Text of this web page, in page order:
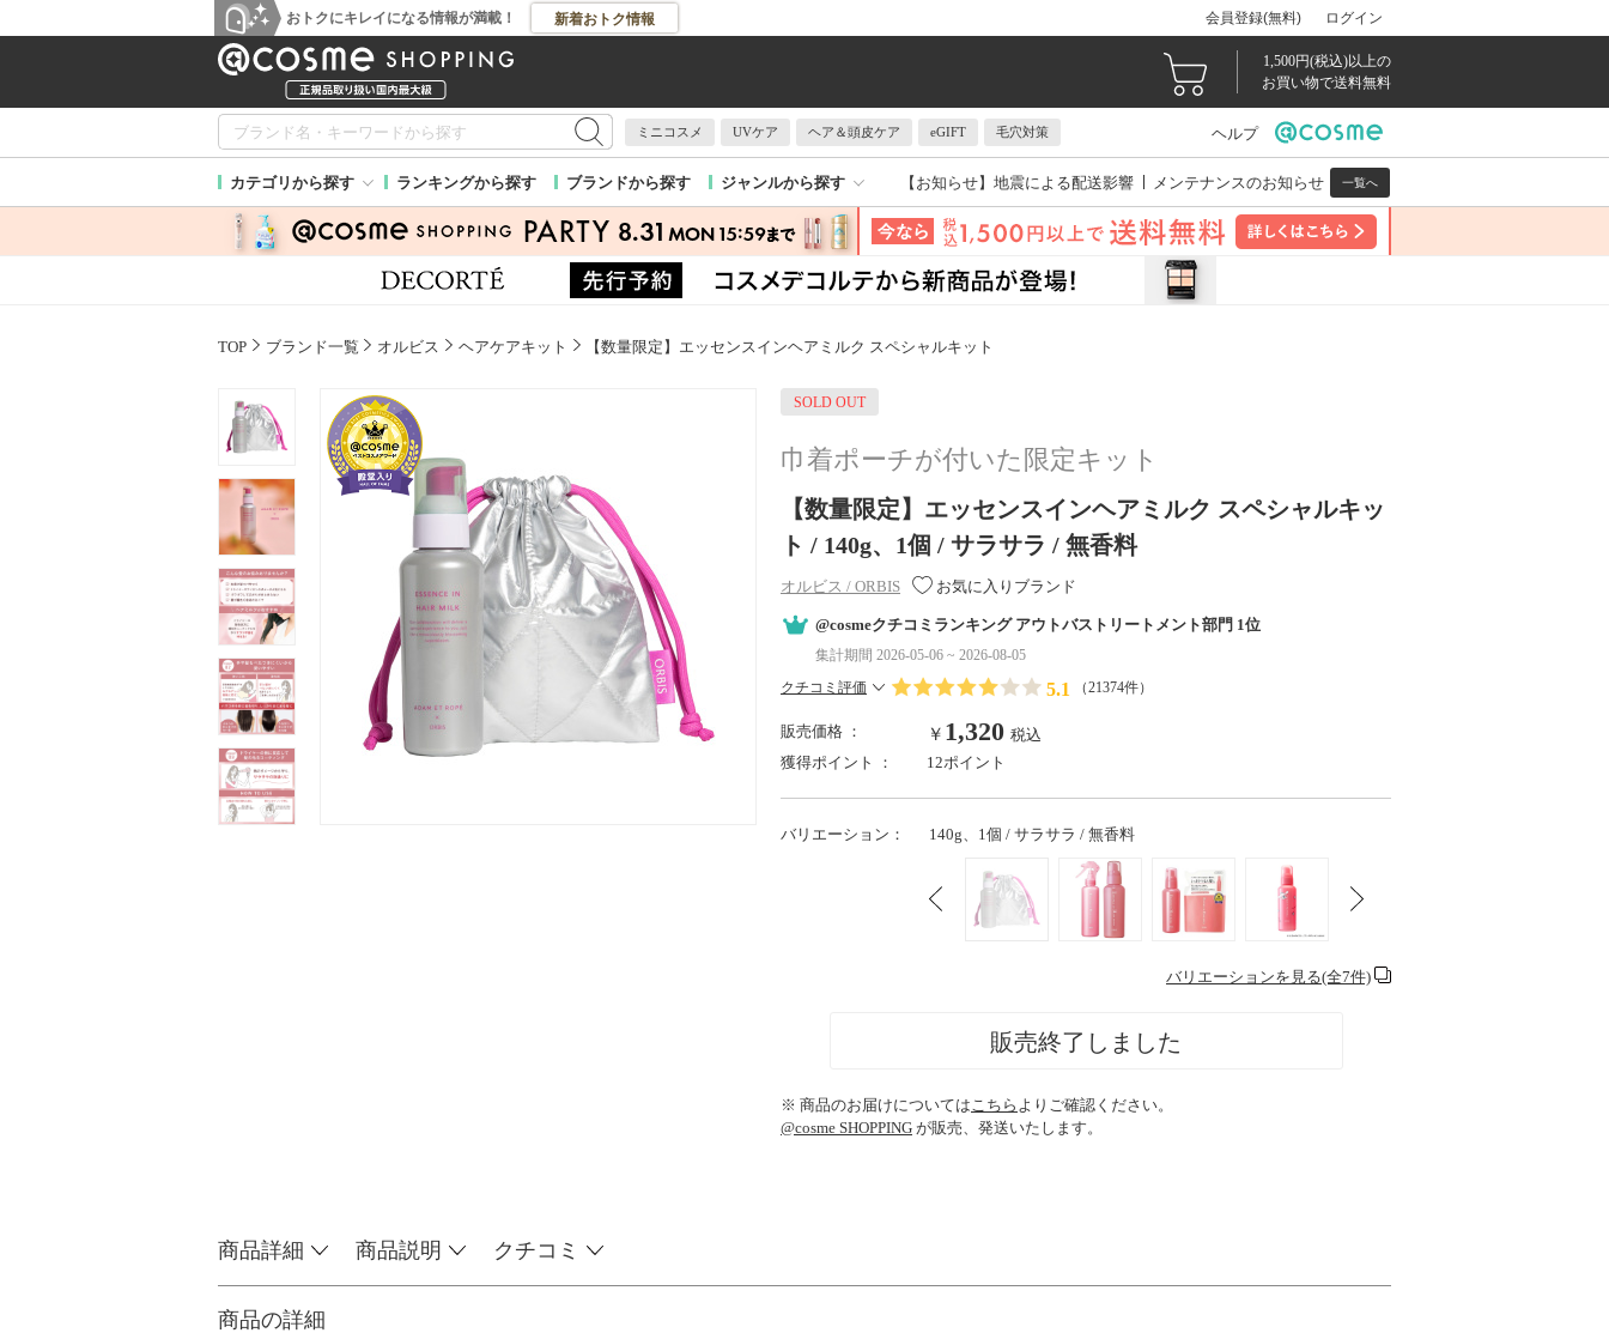
おトクにキレイになる情報が満載！ 新着おトク情報 会員登録(無料) ログイン
1,500円(税込)以上の
お買い物で送料無料
ミニコスメ UVケア ヘア＆頭皮ケア eGIFT 毛穴対策 ヘルプ
カテゴリから探す ランキングから探す ブランドから探す ジャンルから探す 【お知らせ】 地震による配送影響 メンテナンスのお知らせ 一覧へ
TOP ブランド一覧 オルビス ヘアケアキット 【数量限定】エッセンスインヘアミルク スペシャルキット
SOLD OUT
巾着ポーチが付いた限定キット
【数量限定】エッセンスインヘアミルク スペシャルキッ
ト / 140g、1個 / サラサラ / 無香料
オルビス / ORBIS お気に入りブランド
@cosmeクチコミランキング アウトバストリートメント部門 1位
集計期間 2026-05-06 ~ 2026-08-05
クチコミ評価
5.1 （21374件）
販売価格 ： ￥ 1,320 税込
獲得ポイント ：
12ポイント
バリエーション： 140g、1個 / サラサラ / 無香料
バリエーションを見る(全7件)
販売終了しました
※ 商品のお届けについては こちら よりご確認ください。
@cosme SHOPPING が販売、発送いたします。
商品詳細 商品説明 クチコミ
商品の詳細